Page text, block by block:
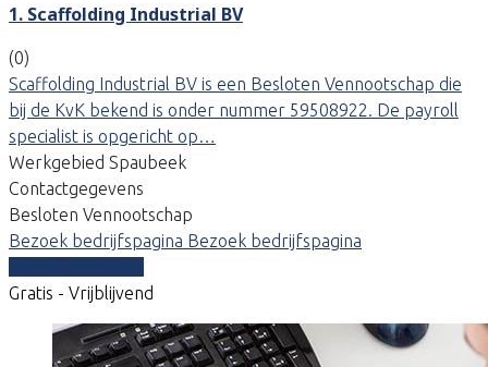
1. Scaffolding Industrial BV
(0)
Scaffolding Industrial BV is een Besloten Vennootschap die
bij de KvK bekend is onder nummer 59508922. De payroll
specialist is opgericht op…
Werkgebied Spaubeek
Contactgegevens
Besloten Vennootschap
Bezoek bedrijfspagina Bezoek bedrijfspagina
Gratis - Vrijblijvend